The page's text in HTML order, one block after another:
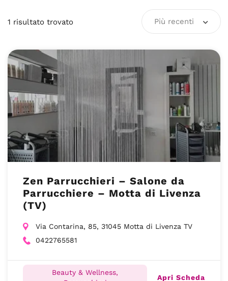
1 risultato trovato Più recenti
Zen Parrucchieri – Salone da
Parrucchiere – Motta di Livenza
(TV)
Via Contarina, 85, 31045 Motta di Livenza TV
0422765581
Beauty & Wellness,
Apri Scheda